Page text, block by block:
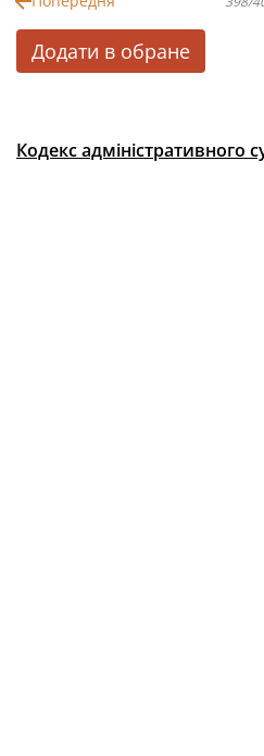
Додати в обране
Кодекс адміністративного